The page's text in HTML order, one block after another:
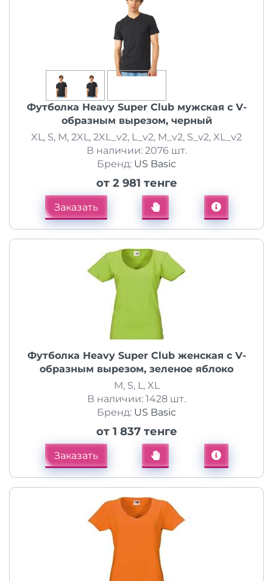
Футболка Heavy Super Club мужская с V-
образным вырезом, черный
XL, S, M, 2XL, 2XL_v2, L_v2, M_v2, S_v2, XL_v2
В наличии: 2076 шт.
Бренд: US Basic
от 2 981 тенге
Заказать
Футболка Heavy Super Club женская с V-
образным вырезом, зеленое яблоко
M, S, L, XL
В наличии: 1428 шт.
Бренд: US Basic
от 1 837 тенге
Заказать